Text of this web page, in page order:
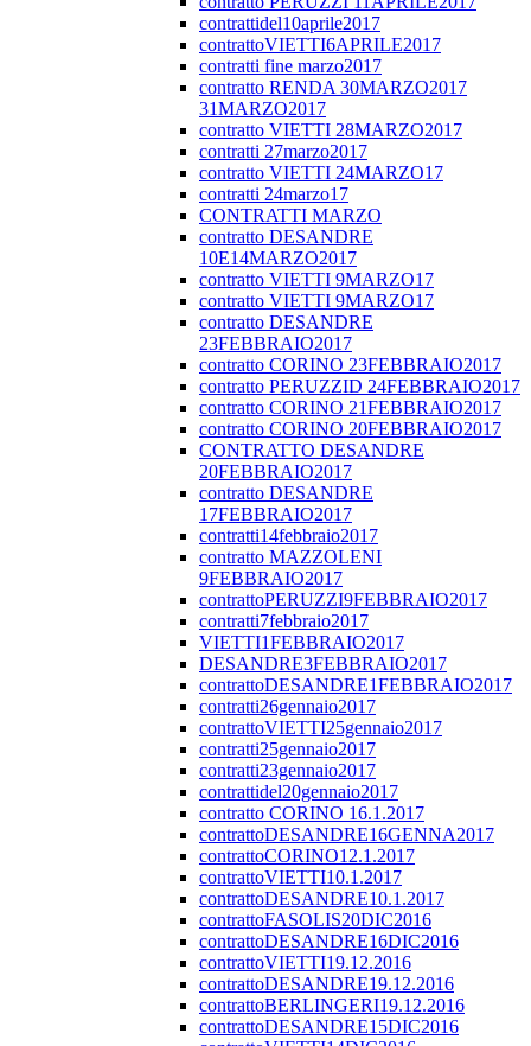
contrattidel10aprile2017
contrattoVIETTI6APRILE2017
contratti fine marzo2017
contratto RENDA 30MARZO2017
31MARZO2017
contratto VIETTI 28MARZO2017
contratti 27marzo2017
contratto VIETTI 24MARZO17
contratti 24marzo17
CONTRATTI MARZO
contratto DESANDRE
10E14MARZO2017
contratto VIETTI 9MARZO17
contratto VIETTI 9MARZO17
contratto DESANDRE
23FEBBRAIO2017
contratto CORINO 23FEBBRAIO2017
contratto PERUZZID 24FEBBRAIO2017
contratto CORINO 21FEBBRAIO2017
contratto CORINO 20FEBBRAIO2017
CONTRATTO DESANDRE
20FEBBRAIO2017
contratto DESANDRE
17FEBBRAIO2017
contratti14febbraio2017
contratto MAZZOLENI
9FEBBRAIO2017
contrattoPERUZZI9FEBBRAIO2017
contratti7febbraio2017
VIETTI1FEBBRAIO2017
DESANDRE3FEBBRAIO2017
contrattoDESANDRE1FEBBRAIO2017
contratti26gennaio2017
contrattoVIETTI25gennaio2017
contratti25gennaio2017
contratti23gennaio2017
contrattidel20gennaio2017
contratto CORINO 16.1.2017
contrattoDESANDRE16GENNA2017
contrattoCORINO12.1.2017
contrattoVIETTI10.1.2017
contrattoDESANDRE10.1.2017
contrattoFASOLIS20DIC2016
contrattoDESANDRE16DIC2016
contrattoVIETTI19.12.2016
contrattoDESANDRE19.12.2016
contrattoBERLINGERI19.12.2016
contrattoDESANDRE15DIC2016